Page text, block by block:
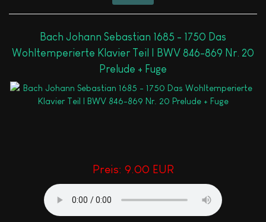
Bach Johann Sebastian 1685 - 1750 Das
Wohltemperierte Klavier Teil I BWV 846-869 Nr. 20
Prelude + Fuge
Preis: 9.00 EUR